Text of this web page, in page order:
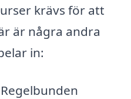
krävs för att
är några andra
in:
Regelbunden